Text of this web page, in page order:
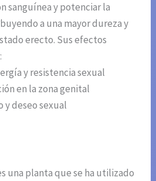
sanguínea y potenciar la
a una mayor dureza y
erecto. Sus efectos
y resistencia sexual
en la zona genital
y deseo sexual
una planta que se ha utilizado